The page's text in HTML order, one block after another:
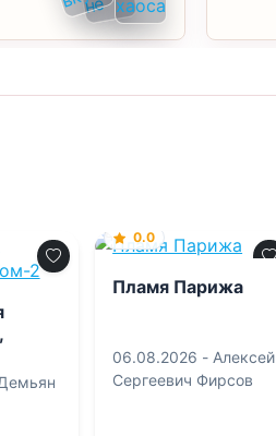
0.0
Пламя Парижа
06.08.2026 - Алексей
Сергеевич Фирсов